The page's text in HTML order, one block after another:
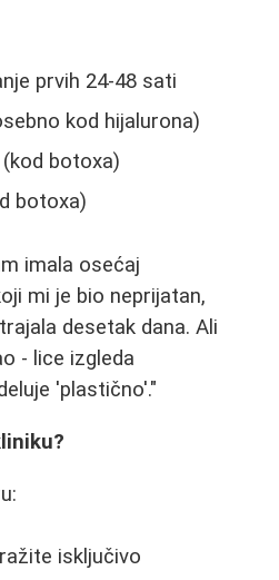
prvih 24-48 sati
kod hijalurona)
botoxa)
botoxa)
imala osećaj
mi je bio neprijatan,
desetak dana. Ali
- lice izgleda
'plastično'."
isključivo